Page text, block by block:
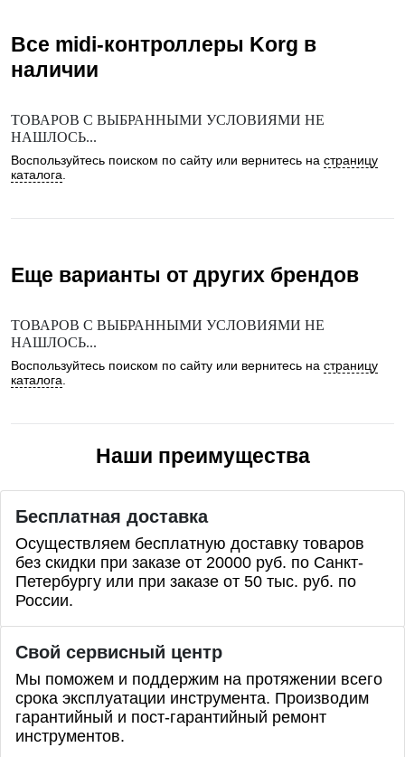
Все midi-контроллеры Korg в
наличии
ТОВАРОВ С ВЫБРАННЫМИ УСЛОВИЯМИ НЕ
НАШЛОСЬ...
Воспользуйтесь поиском по сайту или вернитесь на страницу
каталога.
Еще варианты от других брендов
ТОВАРОВ С ВЫБРАННЫМИ УСЛОВИЯМИ НЕ
НАШЛОСЬ...
Воспользуйтесь поиском по сайту или вернитесь на страницу
каталога.
Наши преимущества
Бесплатная доставка
Осуществляем бесплатную доставку товаров
без скидки при заказе от 20000 руб. по Санкт-
Петербургу или при заказе от 50 тыс. руб. по
России.
Свой сервисный центр
Мы поможем и поддержим на протяжении всего
срока эксплуатации инструмента. Производим
гарантийный и пост-гарантийный ремонт
инструментов.